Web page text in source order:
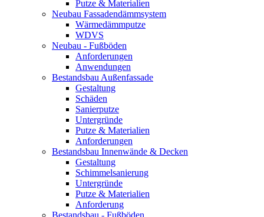
Putze & Materialien
Neubau Fassadendämmsystem
Wärmedämmputze
WDVS
Neubau - Fußböden
Anforderungen
Anwendungen
Bestandsbau Außenfassade
Gestaltung
Schäden
Sanierputze
Untergründe
Putze & Materialien
Anforderungen
Bestandsbau Innenwände & Decken
Gestaltung
Schimmelsanierung
Untergründe
Putze & Materialien
Anforderung
Bestandsbau - Fußböden